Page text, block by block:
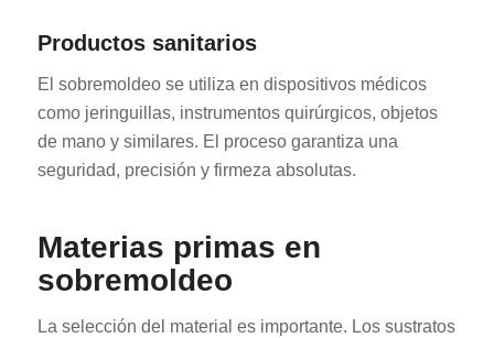
Productos sanitarios
El sobremoldeo se utiliza en dispositivos médicos
como jeringuillas, instrumentos quirúrgicos, objetos
de mano y similares. El proceso garantiza una
seguridad, precisión y firmeza absolutas.
Materias primas en
sobremoldeo
La selección del material es importante. Los sustratos